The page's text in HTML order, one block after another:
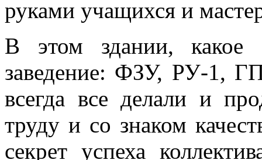
руками учащихся и
В этом здании,
заведение: ФЗУ, РУ-1,
всегда все делали и
труду и со знаком
секрет успеха